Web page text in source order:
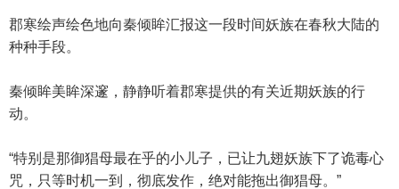
郡寒绘声绘色地向秦倾眸汇报这一段时间妖族在春秋大陆的
种种手段。
秦倾眸美眸深邃，静静听着郡寒提供的有关近期妖族的行
动。
“特别是那御猖母最在乎的小儿子，已让九翅妖族下了诡毒心
咒，只等时机一到，彻底发作，绝对能拖出御猖母。”